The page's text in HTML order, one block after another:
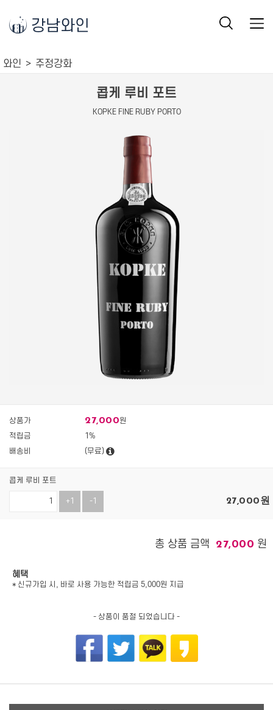
강남와인
와인 주정강화
콥케 루비 포트
KOPKE FINE RUBY PORTO
상품가 27,000원
적립금
1%
배송비
(무료)
콥케 루비 포트
+1 -1 27,000원
총 상품 금액 27,000 원
혜택
* 신규가입 시, 바로 사용 가능한 적립금 5,000원 지급
- 상품이 품절 되었습니다 -